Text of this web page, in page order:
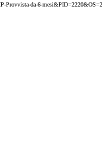
Provvista-da-6-